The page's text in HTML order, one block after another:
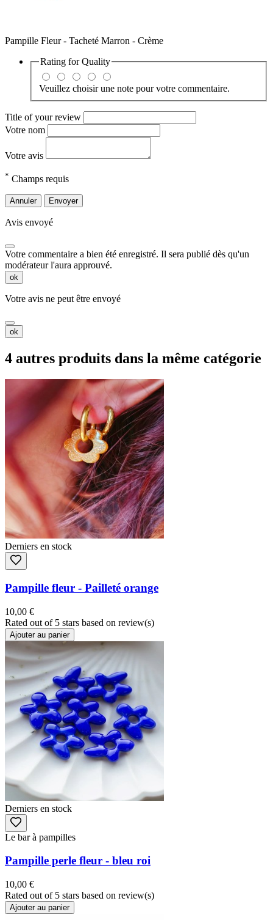
Pampille Fleur - Tacheté Marron - Crème
Rating forQuality
Veuillez choisir une note pour votre commentaire.
Title of your review
Votre nom
Votre avis
* Champs requis
Annuler Envoyer
Avis envoyé
Votre commentaire a bien été enregistré. Il sera publié dès qu'un
modérateur l'aura approuvé.
ok
Votre avis ne peut être envoyé
ok
4 autres produits dans la même catégorie
Derniers en stock
Pampille fleur - Pailleté orange
10,00 €
Rated out of 5 stars based on review(s)
Ajouter au panier
Derniers en stock
Le bar à pampilles
Pampille perle fleur - bleu roi
10,00 €
Rated out of 5 stars based on review(s)
Ajouter au panier